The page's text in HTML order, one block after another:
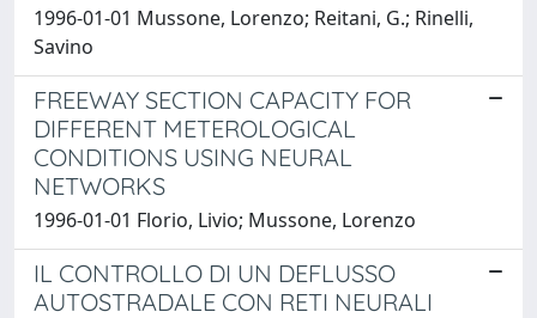
1996-01-01 Mussone, Lorenzo; Reitani, G.; Rinelli,
Savino
FREEWAY SECTION CAPACITY FOR
DIFFERENT METEROLOGICAL
CONDITIONS USING NEURAL
NETWORKS
1996-01-01 Florio, Livio; Mussone, Lorenzo
IL CONTROLLO DI UN DEFLUSSO
AUTOSTRADALE CON RETI NEURALI